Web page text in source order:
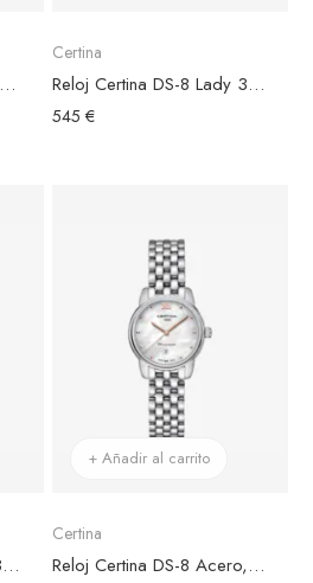
Reloj Certina DS-8 Titanio, Esfera Plateada
Certina
Reloj Certina DS-8 Lady 31mm Dorado
545 €
Reloj Certina DS-8 Lady 31mm Bicolor
+ Añadir al carrito
Certina
Reloj Certina DS-8 Acero, Esfera Nácar, agujas rosadas